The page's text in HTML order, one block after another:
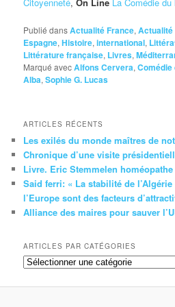
Publié dansActualité France,Actualité
Espagne,Histoire,international,
Littérature française, Livres,
Marqué avecAlfons Cervera,Comédie
Alba,Sophie G. Lucas
ARTICLES RÉCENTS
Les exilés du monde maîtres de
Chronique d’une visite
Livre. Eric Stemmelen homéopathe
Said ferri: « La stabilité de
l’Europe sont des facteurs
Alliance des maires pour sauver
ARTICLES PAR CATÉGORIES
Articles
catégories